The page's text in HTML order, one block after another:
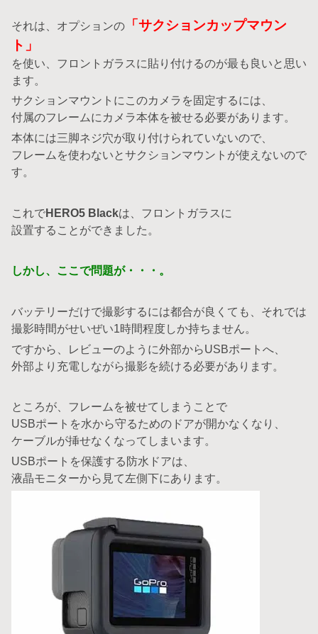
それは、オプションの
「サクションカップマウン
ト」
を使い、フロントガラスに貼り付けるのが最も良いと思い
ます。
サクションマウントにこのカメラを固定するには、
付属のフレームにカメラ本体を被せる必要があります。
本体には三脚ネジ穴が取り付けられていないので、
フレームを使わないとサクションマウントが使えないので
す。
これでHERO5 Blackは、フロントガラスに
設置することができました。
しかし、ここで問題が・・・。
バッテリーだけで撮影するには都合が良くても、それでは
撮影時間がせいぜい1時間程度しか持ちません。
ですから、レビューのように外部からUSBポートへ、
外部より充電しながら撮影を続ける必要があります。
ところが、フレームを被せてしまうことで
USBポートを水から守るためのドアが開かなくなり、
ケーブルが挿せなくなってしまいます。
USBポートを保護する防水ドアは、
液晶モニターから見て左側下にあります。